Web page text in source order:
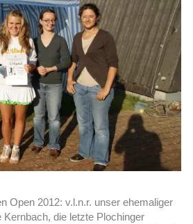
Open 2012: v.l.n.r. unser ehemaliger
Kernbach, die letzte Plochinger